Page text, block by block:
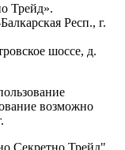
Трейд».
Респ., г.
шоссе, д.
возможно
Секретно Трейд".